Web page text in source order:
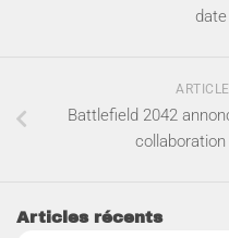
Battlefield 2042
Articles récents